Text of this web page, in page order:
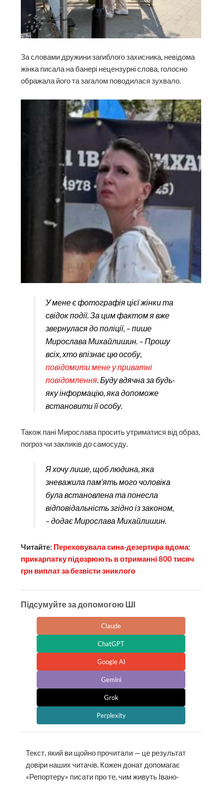
За словами дружини загиблого захисника, невідома
жінка писала на банері нецензурні слова, голосно
ображала його та загалом поводилася зухвало.
У мене є фотографія цієї жінки та
свідок події. За цим фактом я вже
звернулася до поліції, – пише
Мирослава Михайлишин. – Прошу
всіх, хто впізнає цю особу,
повідомити мене у приватні
повідомлення. Буду вдячна за будь-
яку інформацію, яка допоможе
встановити її особу.
Також пані Мирослава просить утриматися від образ,
погроз чи закликів до самосуду.
Я хочу лише, щоб людина, яка
зневажила пам’ять мого чоловіка
була встановлена та понесла
відповідальність згідно із законом,
– додає Мирослава Михайлишин.
Читайте: Переховувала сина-дезертира вдома:
прикарпатку підозрюють в отриманні 800 тисяч
грн виплат за безвісти зниклого
Підсумуйте за допомогою ШІ
Claude
ChatGPT
Google AI
Gemini
Grok
Perplexity
Текст, який ви щойно прочитали — це результат
довіри наших читачів. Кожен донат допомагає
«Репортеру» писати про те, чим живуть Івано-